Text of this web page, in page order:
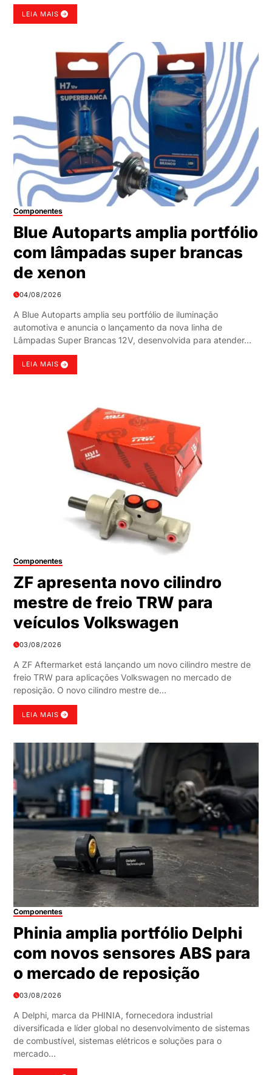
LEIA MAIS
Componentes
Blue Autoparts amplia portfólio
com lâmpadas super brancas
de xenon
04/08/2026
A Blue Autoparts amplia seu portfólio de iluminação
automotiva e anuncia o lançamento da nova linha de
Lâmpadas Super Brancas 12V, desenvolvida para atender…
LEIA MAIS
Componentes
ZF apresenta novo cilindro
mestre de freio TRW para
veículos Volkswagen
03/08/2026
A ZF Aftermarket está lançando um novo cilindro mestre de
freio TRW para aplicações Volkswagen no mercado de
reposição. O novo cilindro mestre de…
LEIA MAIS
Componentes
Phinia amplia portfólio Delphi
com novos sensores ABS para
o mercado de reposição
03/08/2026
A Delphi, marca da PHINIA, fornecedora industrial
diversificada e líder global no desenvolvimento de sistemas
de combustível, sistemas elétricos e soluções para o
mercado…